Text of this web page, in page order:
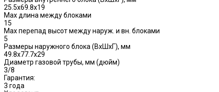
25.5x69.8x19
Max длина между блоками
15
Max перепад высот между наруж. и вн. блоками
5
Размеры наружного блока (ВхШхГ), мм
49.8x77.7x29
Диаметр газовой трубы, мм (дюйм)
3/8
Гарантия:
3 года